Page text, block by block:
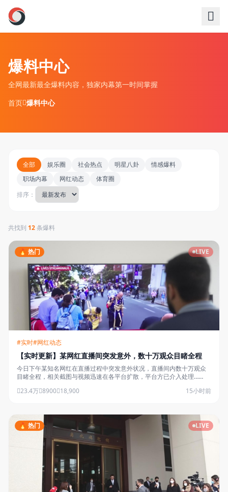
跳过导航
爆料中心
全网最新最全爆料内容，独家内幕第一时间掌握
首页 爆料中心
全部 娱乐圈 社会热点 明星八卦
情感爆料
职场内幕
网红动态
体育圈
排序：
共找到 12条爆料
🔥 热门 LIVE
#实时#网红动态
【实时更新】某网红直播间突发意外，数十万观众目睹全程
今日下午某知名网红在直播过程中突发意外状况，直播间内数十万观众
目睹全程，相关截图与视频迅速在各平台扩散，平台方已介入处理……
23.4万 8900 18,900 15小时前
🔥 热门 LIVE